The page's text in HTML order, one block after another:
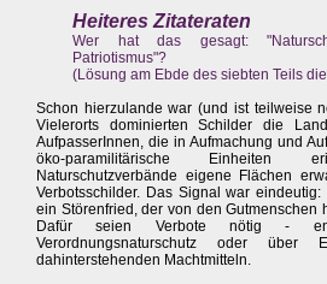
Heiteres Zitateraten
Wer hat das gesagt:
Patriotismus"?
(Lösung am Ebde des siebten Teils
Schon hierzulande war (und ist teilweise
Vielerorts dominierten Schilder die
AufpasserInnen, die in Aufmachung und
öko-paramilitärische Einheiten
Naturschutzverbände eigene Flächen
Verbotsschilder. Das Signal war
ein Störenfried, der von den Gutmenschen
Dafür seien Verbote nötig -
Verordnungsnaturschutz oder über
dahinterstehenden Machtmitteln.